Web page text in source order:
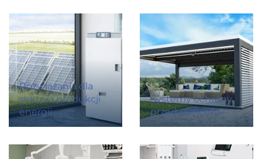
Rozwiązania dla
sektora produkcji
energii
Systemy ochrony
przed słońcem